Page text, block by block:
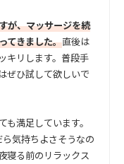
が、マッサージを続
てきました。直後は
キリします。普段手
ぜひ試して欲しいで
満足しています。
気持ちよさそうなの
寝る前のリラックス